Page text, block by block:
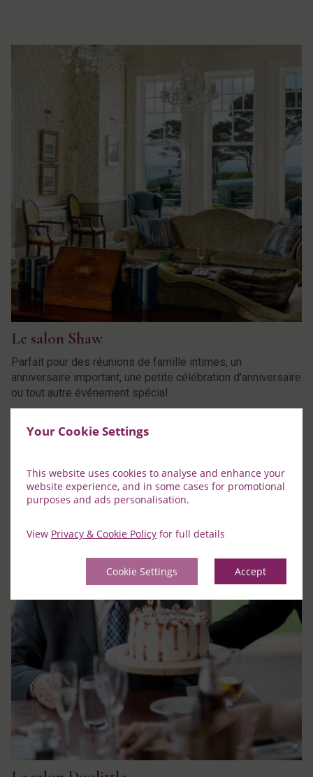
Your Cookie Settings
This website uses cookies to analyse and enhance your
website experience, and in some cases for promotional
purposes and ads personalisation.
View Privacy & Cookie Policy for full details
Cookie Settings Accept
Le salon Shaw
Parfait pour des réunions de famille intimes, un
anniversaire important, une petite célébration d'anniversaire
ou tout autre événement spécial.